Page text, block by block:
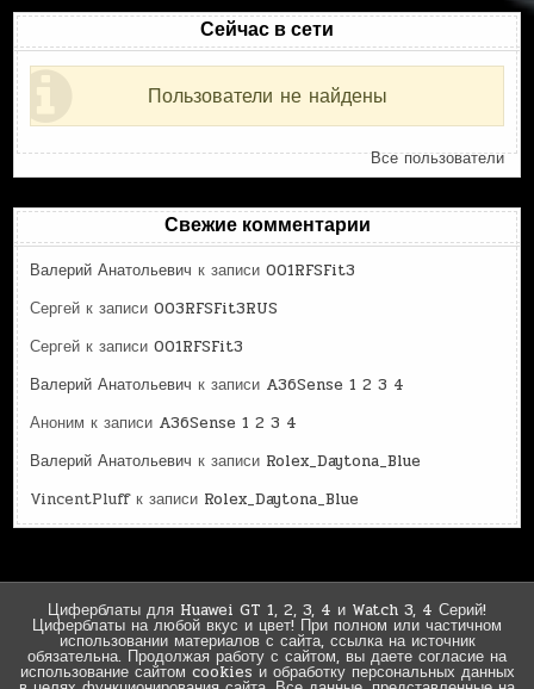
Сейчас в сети
Пользователи не найдены
Все пользователи
Свежие комментарии
Валерий Анатольевич к записи001RFSFit3
Сергей к записи003RFSFit3RUS
Сергей к записи001RFSFit3
Валерий Анатольевич к записи A36Sense 1 2 3 4
Аноним к записи A36Sense 1 2 3 4
Валерий Анатольевич к записи Rolex_Daytona_Blue
VincentPluffк записи Rolex_Daytona_Blue
Циферблаты для Huawei GT 1, 2, 3, 4 и Watch 3, 4 Серий!
Циферблаты на любой вкус и цвет! При полном или частичном
использовании материалов с сайта, ссылка на источник
обязательна. Продолжая работу с сайтом, вы даете согласие на
использование сайтом cookies и обработку персональных данных